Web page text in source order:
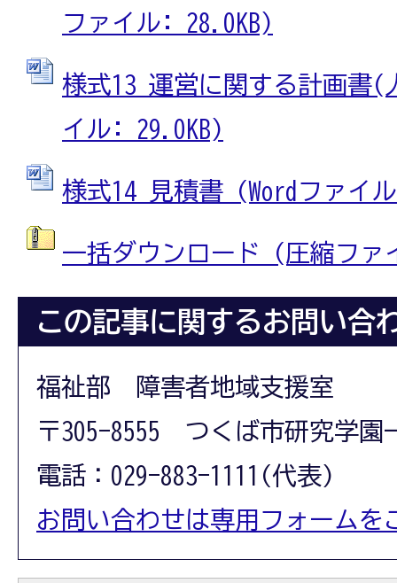
ファイル: 28.0KB)
様式13 運営に関する計画書(
イル: 29.0KB)
様式14 見積書 (Wordファイ
一括ダウンロード (圧縮ファ
この記事に関するお問い合
福祉部 障害者地域支援室
〒305-8555 つくば市研究学園
電話：029-883-1111(代表)
お問い合わせは専用フォームを